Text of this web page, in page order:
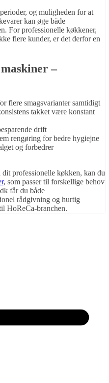
og muligheden for at
kan øge både
For professionelle køkkener,
flere kunder, er det derfor en
–
flere smagsvarianter samtidigt
takket være konstant
drift
rengøring for bedre hygiejne
og forbedrer
professionelle køkken, kan du
, som passer til forskellige behov
får du både
rådgivning og hurtig
HoReCa-branchen.